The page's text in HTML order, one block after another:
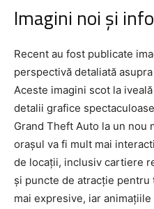
Imagini noi și
Recent au fost publicate
perspectivă detaliată
Aceste imagini scot la
detalii grafice
Grand Theft Auto la un nou
orașul va fi mult mai
de locații, inclusiv cartiere
și puncte de atracție
mai expresive, iar